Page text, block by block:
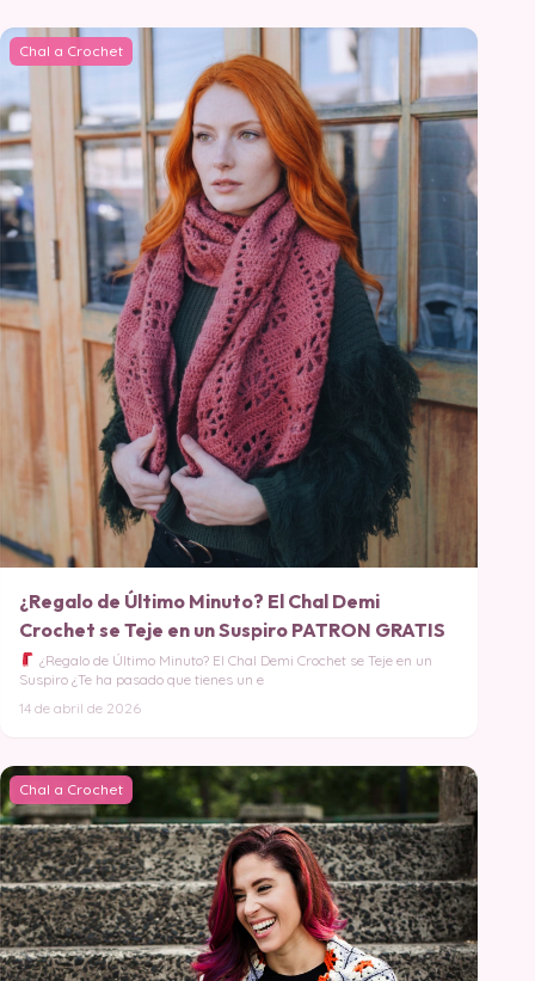
Chal a Crochet
¿Regalo de Último Minuto? El Chal Demi
Crochet se Teje en un Suspiro PATRON GRATIS
¿Regalo de Último Minuto? El Chal Demi Crochet se Teje en un
Suspiro ¿Te ha pasado que tienes un e
14 de abril de 2026
Chal a Crochet